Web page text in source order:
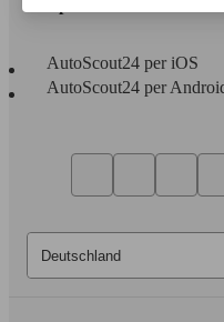
AutoScout24 per iOS
AutoScout24 per